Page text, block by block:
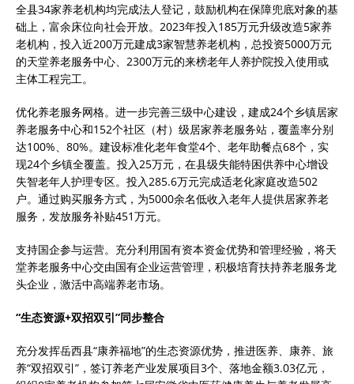
全县34家养老机构均完成法人登记，鼓励机构在保障兜底对象的基
础上，富余床位向社会开放。2023年投入185万元升级改造5家养
老机构，投入近200万元建成3家智慧养老机构，总投资5000万元
的天堂养老服务中心、2300万元的来榜老年人养护院投入使用或
主体工程完工。
优化养老服务网格。进一步完善三级中心建设，建成24个乡镇居家
养老服务中心和152个社区（村）级居家养老服务站，覆盖率分别
达100%、80%。建设标准化老年食堂4个、老年助餐点68个，实
现24个乡镇全覆盖。投入25万元，在县级失能特困供养中心增设
失智老年人护理专区。投入285.6万元完成适老化家庭改造502
户。通过购买服务方式，为5000余名低收入老年人提供居家养老
服务，发放服务补贴451万元。
支持国企参与运营。充分利用国有资本资金优势和管理经验，将天
堂养老服务中心交由国有企业运营管理，积极培育扶持养老服务龙
头企业，激活中高端养老市场。
“生态资源+双招双引”同步整合
充分发挥岳西县“康养福地”的生态资源优势，推进医养、康养、旅
养“双招双引”，签订养老产业发展项目3个、落地金额3.03亿元，